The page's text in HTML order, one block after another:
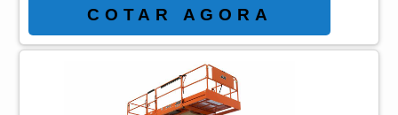
conhecendo a sofisticação, qualidade e
preço justo em um só lugar. DETALHES
SOBRE PLATAFORMA ARTICULADA JLG
Se alguém quer achar plataforma articulada
JLG em uma empresa responsável, vai até
COTAR AGORA